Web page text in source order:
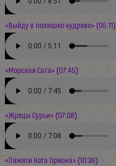
«Выйду в полюшко кудряво» (05:11)
«Морская Сага» (07:45)
«Жрецы Сурьи» (07:08)
«Памяти Кота Ориона» (10:36)